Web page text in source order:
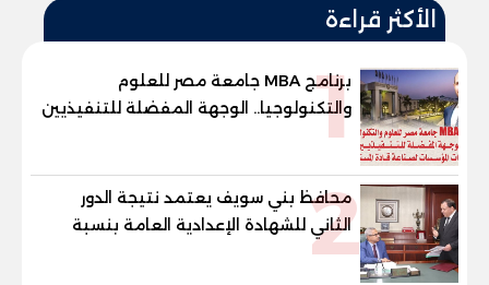
الأكثر قراءة
1
برنامج MBA جامعة مصر للعلوم
والتكنولوجيا.. الوجهة المفضلة للتنفيذيين
وقيادات المؤسسات لصناعة قادة
2
محافظ بني سويف يعتمد نتيجة الدور
الثاني للشهادة الإعدادية العامة بنسبة